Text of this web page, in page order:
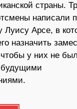
страны.
написали
Луису Арсе, в
назначить
у них не